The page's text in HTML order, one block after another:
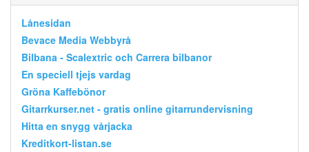
Lånesidan
Bevace Media Webbyrå
Bilbana - Scalextric och Carrera bilbanor
En speciell tjejs vardag
Gröna Kaffebönor
Gitarrkurser.net - gratis online gitarrundervisning
Hitta en snygg vårjacka
Kreditkort-listan.se